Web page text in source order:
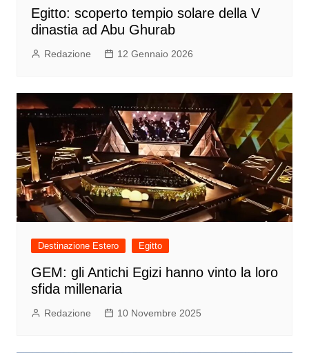
Egitto: scoperto tempio solare della V
dinastia ad Abu Ghurab
Redazione 12 Gennaio 2026
Destinazione Estero Egitto
GEM: gli Antichi Egizi hanno vinto la loro
sfida millenaria
Redazione 10 Novembre 2025